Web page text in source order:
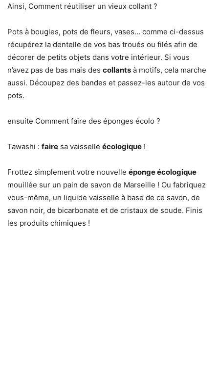
Ainsi, Comment réutiliser un vieux collant ?
Pots à bougies, pots de fleurs, vases… comme ci-dessus
récupérez la dentelle de vos bas troués ou filés afin de
décorer de petits objets dans votre intérieur. Si vous
n’avez pas de bas mais des collants à motifs, cela marche
aussi. Découpez des bandes et passez-les autour de vos
pots.
ensuite Comment faire des éponges écolo ?
Tawashi : faire sa vaisselle écologique !
Frottez simplement votre nouvelle éponge écologique
mouillée sur un pain de savon de Marseille ! Ou fabriquez
vous-même, un liquide vaisselle à base de ce savon, de
savon noir, de bicarbonate et de cristaux de soude. Finis
les produits chimiques !